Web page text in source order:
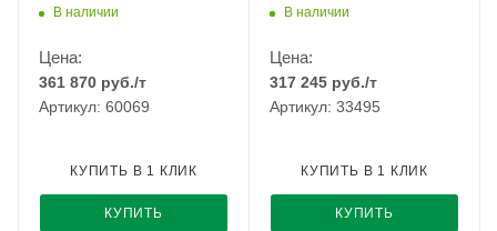
В наличии
Цена:
361 870 руб./т
Артикул: 60069
КУПИТЬ
КУПИТЬ В 1 КЛИК
В наличии
Цена:
317 245 руб./т
Артикул: 33495
КУПИТЬ
КУПИТЬ В 1 КЛИК